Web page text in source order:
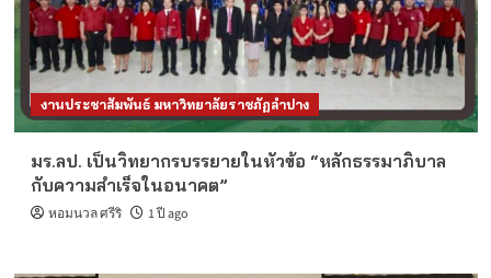
งานประชาสัมพันธ์ มหาวิทยาลัยราชภัฏลำปาง
มร.ลป. เป็นวิทยากรบรรยายในหัวข้อ “หลักธรรมาภิบาล
กับความสำเร็จในอนาคต”
หอมนวล ศรีริ 1 ปี ago